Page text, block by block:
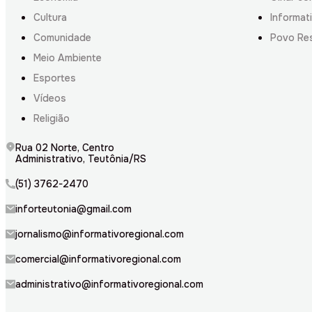
Cultura
Comunidade
Meio Ambiente
Esportes
Vídeos
Religião
Povo
Rua 02 Norte, Centro
Administrativo, Teutônia/RS
(51) 3762-2470
inforteutonia@gmail.com
jornalismo@informativoregional.com
comercial@informativoregional.com
administrativo@informativoregional.com